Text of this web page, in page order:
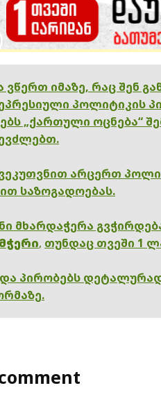
ვწერთ იმაზე, რაც შენ
პოლიტიკის
„ქართული ოცნება“
არცერთ
საზოგადოებას.
მხარდაჭერა
, თუნდაც თვეში 1
და პირობებს